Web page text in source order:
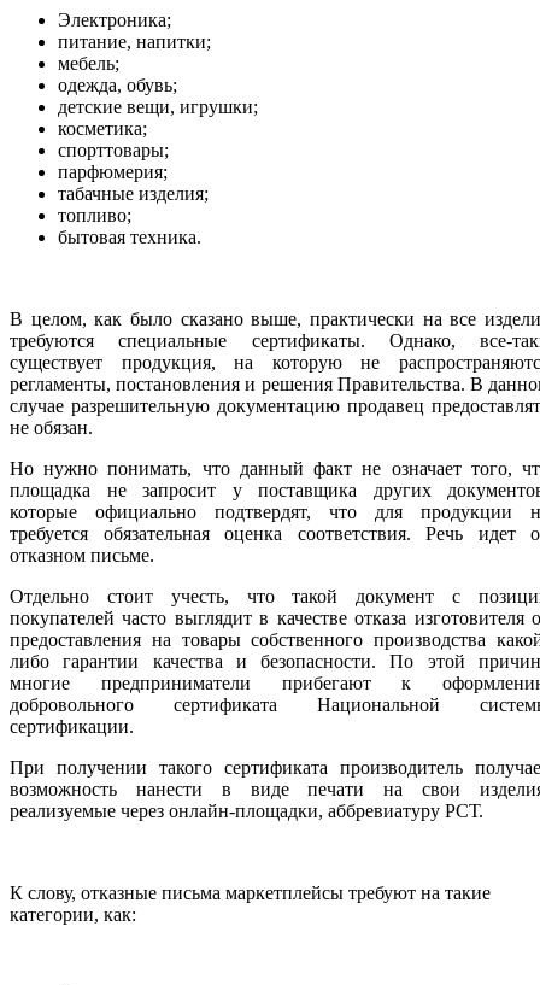
Электроника;
питание, напитки;
мебель;
одежда, обувь;
детские вещи, игрушки;
косметика;
спорттовары;
парфюмерия;
табачные изделия;
топливо;
бытовая техника.
В целом, как было сказано выше, практически на все
требуются специальные сертификаты. Однако, все-
существует продукция, на которую не
регламенты, постановления и решения Правительства. В
случае разрешительную документацию продавец
не обязан.
Но нужно понимать, что данный факт не означает того,
площадка не запросит у поставщика других
которые официально подтвердят, что для продукции
требуется обязательная оценка соответствия. Речь идет
отказном письме.
Отдельно стоит учесть, что такой документ с
покупателей часто выглядит в качестве отказа изготовителя
предоставления на товары собственного производства
либо гарантии качества и безопасности. По этой
многие предприниматели прибегают к
добровольного сертификата Национальной
сертификации.
При получении такого сертификата производитель
возможность нанести в виде печати на свои
реализуемые через онлайн-площадки, аббревиатуру РСТ.
К слову, отказные письма маркетплейсы требуют на такие
категории, как: